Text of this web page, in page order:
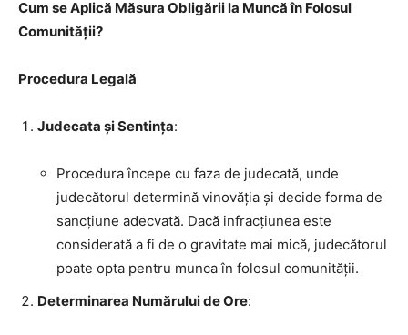
Cum se Aplică Măsura Obligării la Muncă în Folosul
Comunității?
Procedura Legală
Judecata și Sentința:
Procedura începe cu faza de judecată, unde
judecătorul determină vinovăția și decide forma de
sancțiune adecvată. Dacă infracțiunea este
considerată a fi de o gravitate mai mică, judecătorul
poate opta pentru munca în folosul comunității.
Determinarea Numărului de Ore: